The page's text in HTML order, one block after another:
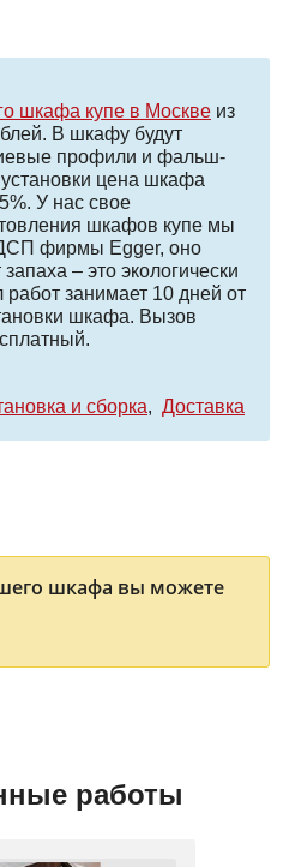
шкафа купе в Москве из
В шкафу будут
профили и фальш-
цена шкафа
У нас свое
шкафов купе мы
фирмы Egger, оно
– это экологически
занимает 10 дней от
шкафа. Вызов
и сборка Доставка
шкафа вы можете
работы